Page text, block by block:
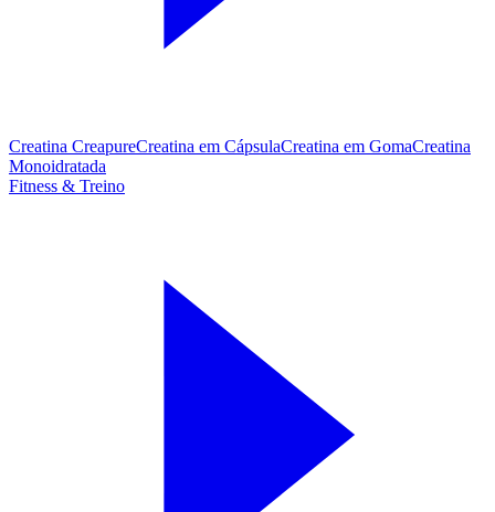
Creatina CreapureCreatina em CápsulaCreatina em GomaCreatina
Monoidratada
Fitness & Treino